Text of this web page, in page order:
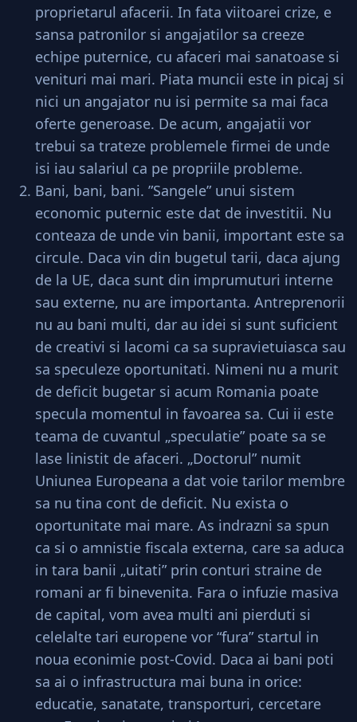
proprietarul afacerii. In fata viitoarei crize, e
sansa patronilor si angajatilor sa creeze
echipe puternice, cu afaceri mai sanatoase si
venituri mai mari. Piata muncii este in picaj si
nici un angajator nu isi permite sa mai faca
oferte generoase. De acum, angajatii vor
trebui sa trateze problemele firmei de unde
isi iau salariul ca pe propriile probleme.
Bani, bani, bani. ”Sangele” unui sistem
economic puternic este dat de investitii. Nu
conteaza de unde vin banii, important este sa
circule. Daca vin din bugetul tarii, daca ajung
de la UE, daca sunt din imprumuturi interne
sau externe, nu are importanta. Antreprenorii
nu au bani multi, dar au idei si sunt suficient
de creativi si lacomi ca sa supravietuiasca sau
sa speculeze oportunitati. Nimeni nu a murit
de deficit bugetar si acum Romania poate
specula momentul in favoarea sa. Cui ii este
teama de cuvantul „speculatie” poate sa se
lase linistit de afaceri. „Doctorul” numit
Uniunea Europeana a dat voie tarilor membre
sa nu tina cont de deficit. Nu exista o
oportunitate mai mare. As indrazni sa spun
ca si o amnistie fiscala externa, care sa aduca
in tara banii „uitati” prin conturi straine de
romani ar fi binevenita. Fara o infuzie masiva
de capital, vom avea multi ani pierduti si
celelalte tari europene vor “fura” startul in
noua econimie post-Covid. Daca ai bani poti
sa ai o infrastructura mai buna in orice:
educatie, sanatate, transporturi, cercetare